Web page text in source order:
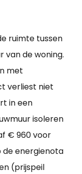
ruimte tussen
van de woning.
met
verliest niet
in een
isoleren
€ 960 voor
de energienota
(prijspeil